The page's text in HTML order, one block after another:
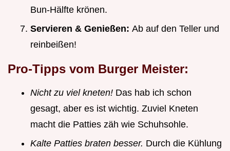
Bun-Hälfte krönen.
Servieren & Genießen: Ab auf den Teller und
reinbeißen!
Pro-Tipps vom Burger Meister:
Nicht zu viel kneten! Das hab ich schon
gesagt, aber es ist wichtig. Zuviel Kneten
macht die Patties zäh wie Schuhsohle.
Kalte Patties braten besser. Durch die Kühlung